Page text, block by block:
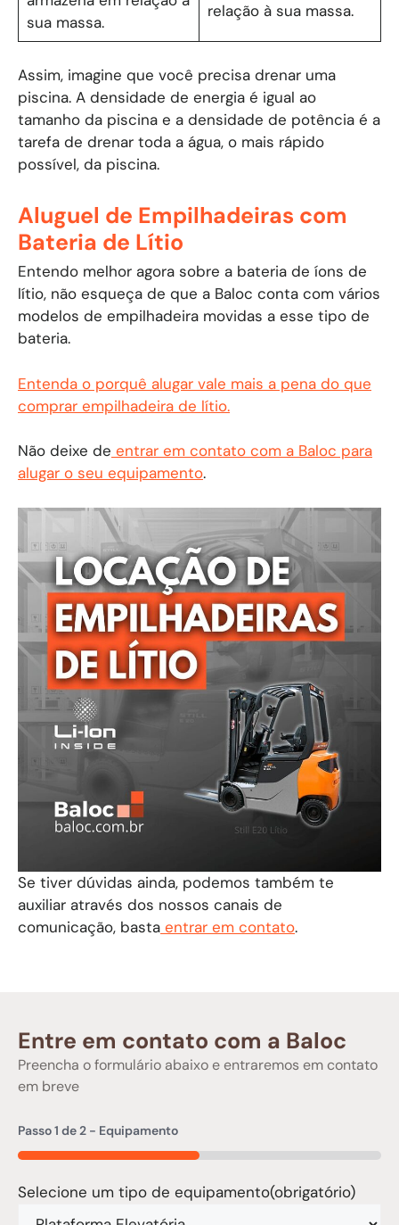
sua massa.
relação à sua massa.
Assim, imagine que você precisa drenar uma
piscina. A densidade de energia é igual ao
tamanho da piscina e a densidade de potência é a
tarefa de drenar toda a água, o mais rápido
possível, da piscina.
Aluguel de Empilhadeiras com
Bateria de Lítio
Entendo melhor agora sobre a bateria de íons de
lítio, não esqueça de que a Baloc conta com vários
modelos de empilhadeira movidas a esse tipo de
bateria.
Entenda o porquê alugar vale mais a pena do que
comprar empilhadeira de lítio.
Não deixe de entrar em contato com a Baloc para
alugar o seu equipamento.
Se tiver dúvidas ainda, podemos também te
auxiliar através dos nossos canais de
comunicação, basta entrar em contato.
Entre em contato com a Baloc
Preencha o formulário abaixo e entraremos em contato
em breve
Passo1 de 2 - Equipamento
50%
Selecione um tipo de equipamento(obrigatório)